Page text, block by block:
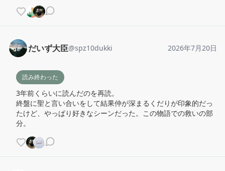
だいず大臣@spz10dukki 2026年7月20日
読み終わった
3年前くらいに読んだのを再読。
終盤に聖と言い合いをして結果仲が深まるくだりが印象的だっ
たけど、やっぱり好きなシーンだった。この物語での救いの部
分。